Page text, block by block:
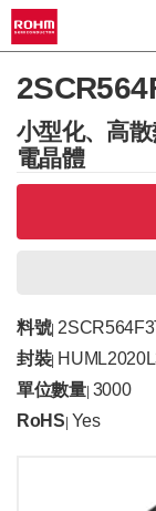
小型化、高
電晶體
料號|
封裝|
單位數量| 3000
RoHS Yes